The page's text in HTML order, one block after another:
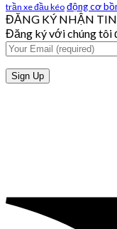
trần xe đầu kéo động cơ
ĐĂNG KÝ NHẬN TIN
Đăng ký với chúng tôi